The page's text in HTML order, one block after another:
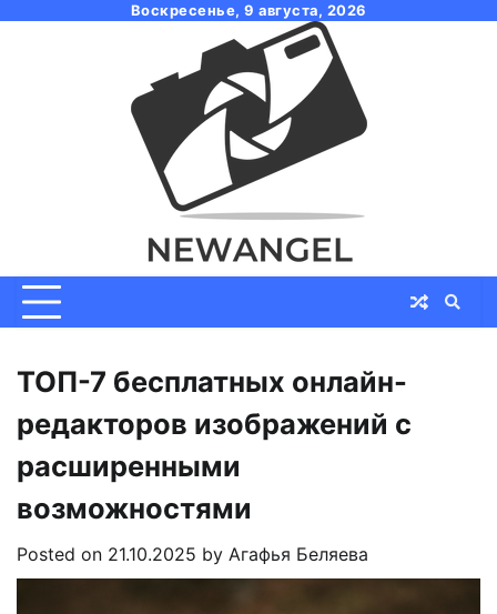
Воскресенье, 9 августа, 2026
ТОП-7 бесплатных онлайн-
редакторов изображений с
расширенными
возможностями
Posted on 21.10.2025 by Агафья Беляева